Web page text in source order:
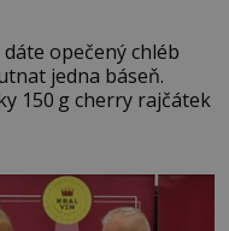
opečený chléb
jedna báseň.